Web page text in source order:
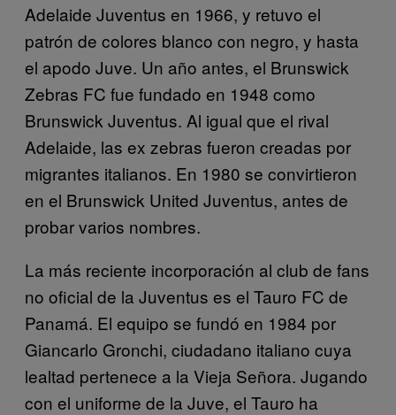
Adelaide Juventus en 1966, y retuvo el
patrón de colores blanco con negro, y hasta
el apodo Juve. Un año antes, el Brunswick
Zebras FC fue fundado en 1948 como
Brunswick Juventus. Al igual que el rival
Adelaide, las ex zebras fueron creadas por
migrantes italianos. En 1980 se convirtieron
en el Brunswick United Juventus, antes de
probar varios nombres.
La más reciente incorporación al club de fans
no oficial de la Juventus es el Tauro FC de
Panamá. El equipo se fundó en 1984 por
Giancarlo Gronchi, ciudadano italiano cuya
lealtad pertenece a la Vieja Señora. Jugando
con el uniforme de la Juve, el Tauro ha